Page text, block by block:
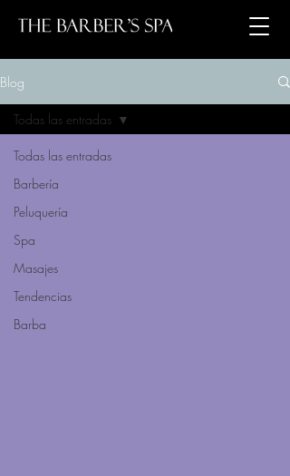
Blog
Todas las entradas
Barbería
Peluquería
Spa
Masajes
Tendencias
Barba
Todas las entradas